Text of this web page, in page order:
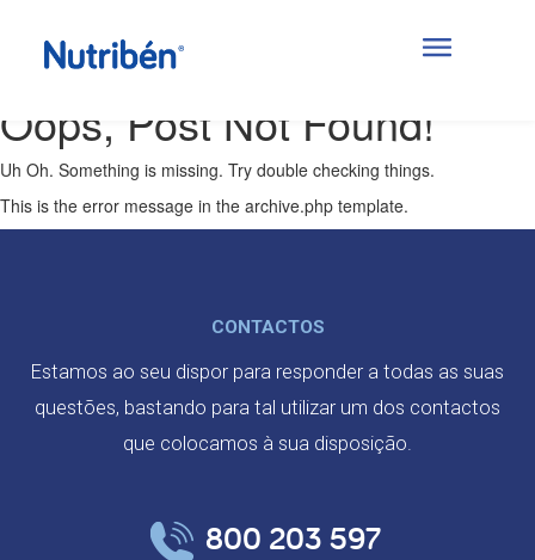
Posts Categorized: 4 meses
Oops, Post Not Found!
Uh Oh. Something is missing. Try double checking things.
This is the error message in the archive.php template.
CONTACTOS
Estamos ao seu dispor para responder a todas as suas
questões, bastando para tal utilizar um dos contactos
que colocamos à sua disposição.
800 203 597